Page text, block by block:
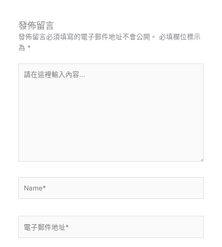
發佈留言
發佈留言必須填寫的電子郵件地址不會公開。 必填欄位標示
為 *
在